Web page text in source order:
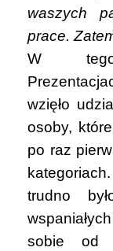
waszych
prace.
W
wzięło
osoby,
po raz
trudno
sobie od